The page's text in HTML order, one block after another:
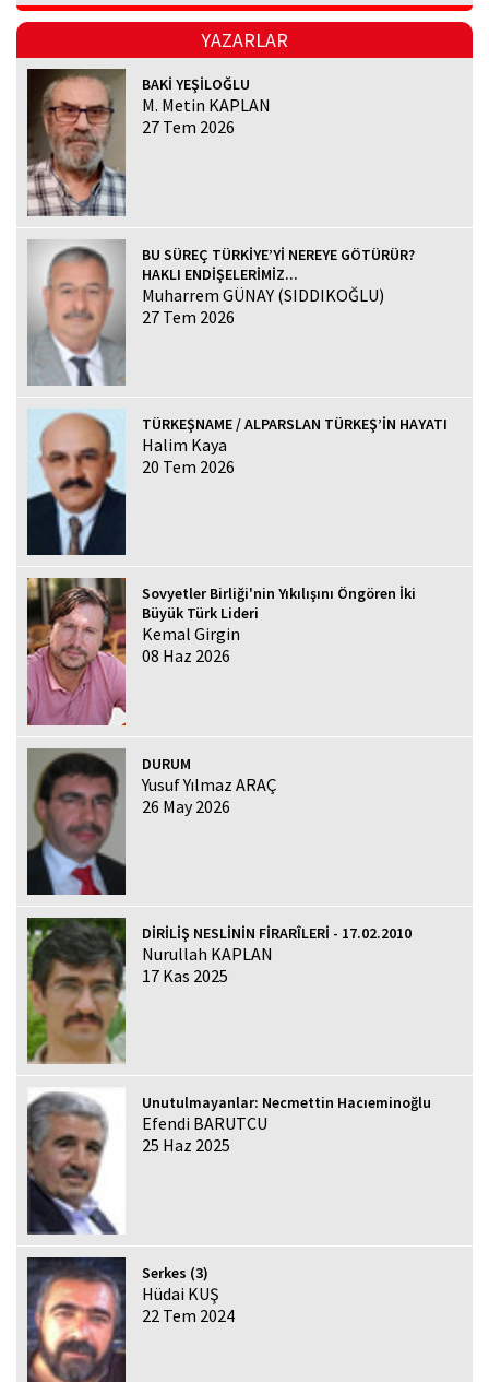
YAZARLAR
BAKİ YEŞİLOĞLU
M. Metin KAPLAN
27 Tem 2026
BU SÜREÇ TÜRKİYE’Yİ NEREYE GÖTÜRÜR?
HAKLI ENDİŞELERİMİZ...
Muharrem GÜNAY (SIDDIKOĞLU)
27 Tem 2026
TÜRKEŞNAME / ALPARSLAN TÜRKEŞ’İN HAYATI
Halim Kaya
20 Tem 2026
Sovyetler Birliği'nin Yıkılışını Öngören İki
Büyük Türk Lideri
Kemal Girgin
08 Haz 2026
DURUM
Yusuf Yılmaz ARAÇ
26 May 2026
DİRİLİŞ NESLİNİN FİRARÎLERİ - 17.02.2010
Nurullah KAPLAN
17 Kas 2025
Unutulmayanlar: Necmettin Hacıeminoğlu
Efendi BARUTCU
25 Haz 2025
Serkes (3)
Hüdai KUŞ
22 Tem 2024